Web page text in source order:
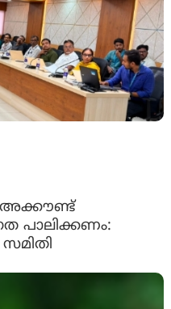
പാലിക്കണം: